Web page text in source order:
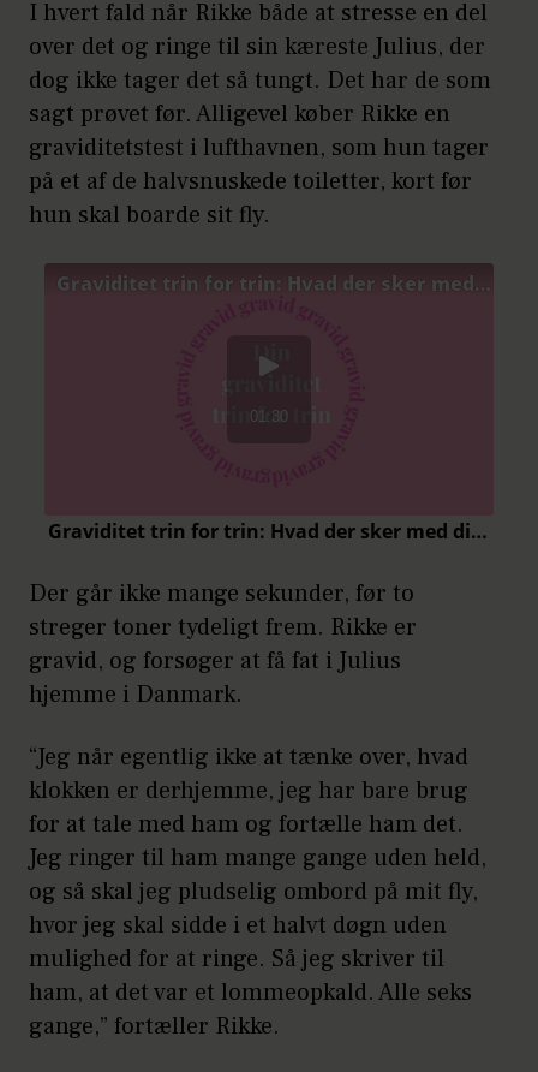
I hvert fald når Rikke både at stresse en del
over det og ringe til sin kæreste Julius, der
dog ikke tager det så tungt. Det har de som
sagt prøvet før. Alligevel køber Rikke en
graviditetstest i lufthavnen, som hun tager
på et af de halvsnuskede toiletter, kort før
hun skal boarde sit fly.
Der går ikke mange sekunder, før to
streger toner tydeligt frem. Rikke er
gravid, og forsøger at få fat i Julius
hjemme i Danmark.
“Jeg når egentlig ikke at tænke over, hvad
klokken er derhjemme, jeg har bare brug
for at tale med ham og fortælle ham det.
Jeg ringer til ham mange gange uden held,
og så skal jeg pludselig ombord på mit fly,
hvor jeg skal sidde i et halvt døgn uden
mulighed for at ringe. Så jeg skriver til
ham, at det var et lommeopkald. Alle seks
gange,” fortæller Rikke.